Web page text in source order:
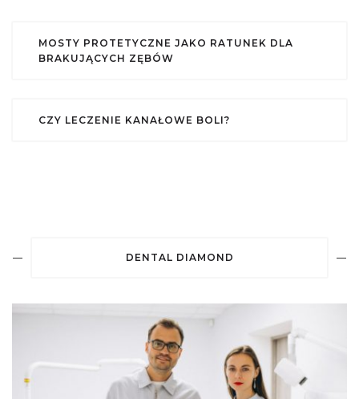
MOSTY PROTETYCZNE JAKO RATUNEK DLA
BRAKUJĄCYCH ZĘBÓW
CZY LECZENIE KANAŁOWE BOLI?
DENTAL DIAMOND